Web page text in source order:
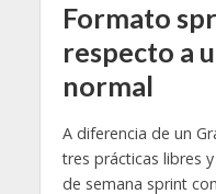
Formato
respecto a
normal
A diferencia de un
tres prácticas libres
de semana sprint